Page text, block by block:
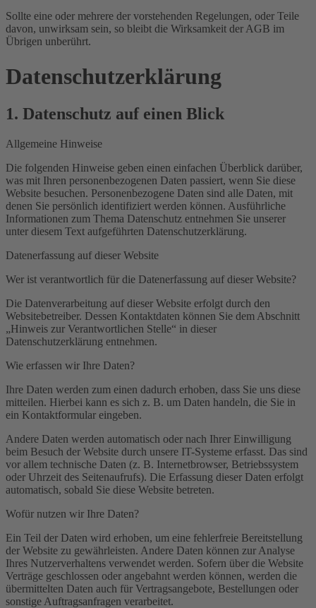
Sollte eine oder mehrere der vorstehenden Regelungen, oder Teile
davon, unwirksam sein, so bleibt die Wirksamkeit der AGB im
Übrigen unberührt.
Datenschutz­erklärung
1. Datenschutz auf einen Blick
Allgemeine Hinweise
Die folgenden Hinweise geben einen einfachen Überblick darüber,
was mit Ihren personenbezogenen Daten passiert, wenn Sie diese
Website besuchen. Personenbezogene Daten sind alle Daten, mit
denen Sie persönlich identifiziert werden können. Ausführliche
Informationen zum Thema Datenschutz entnehmen Sie unserer
unter diesem Text aufgeführten Datenschutzerklärung.
Datenerfassung auf dieser Website
Wer ist verantwortlich für die Datenerfassung auf dieser Website?
Die Datenverarbeitung auf dieser Website erfolgt durch den
Websitebetreiber. Dessen Kontaktdaten können Sie dem Abschnitt
„Hinweis zur Verantwortlichen Stelle“ in dieser
Datenschutzerklärung entnehmen.
Wie erfassen wir Ihre Daten?
Ihre Daten werden zum einen dadurch erhoben, dass Sie uns diese
mitteilen. Hierbei kann es sich z. B. um Daten handeln, die Sie in
ein Kontaktformular eingeben.
Andere Daten werden automatisch oder nach Ihrer Einwilligung
beim Besuch der Website durch unsere IT-Systeme erfasst. Das sind
vor allem technische Daten (z. B. Internetbrowser, Betriebssystem
oder Uhrzeit des Seitenaufrufs). Die Erfassung dieser Daten erfolgt
automatisch, sobald Sie diese Website betreten.
Wofür nutzen wir Ihre Daten?
Ein Teil der Daten wird erhoben, um eine fehlerfreie Bereitstellung
der Website zu gewährleisten. Andere Daten können zur Analyse
Ihres Nutzerverhaltens verwendet werden. Sofern über die Website
Verträge geschlossen oder angebahnt werden können, werden die
übermittelten Daten auch für Vertragsangebote, Bestellungen oder
sonstige Auftragsanfragen verarbeitet.